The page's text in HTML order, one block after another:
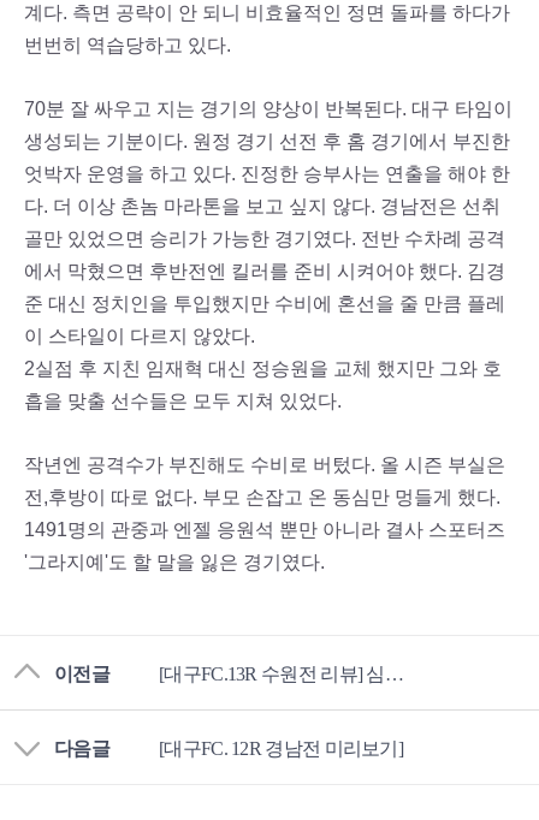
계다. 측면 공략이 안 되니 비효율적인 정면 돌파를 하다가
번번히 역습당하고 있다.
70분 잘 싸우고 지는 경기의 양상이 반복된다. 대구 타임이
생성되는 기분이다. 원정 경기 선전 후 홈 경기에서 부진한
엇박자 운영을 하고 있다. 진정한 승부사는 연출을 해야 한
다. 더 이상 촌놈 마라톤을 보고 싶지 않다. 경남전은 선취
골만 있었으면 승리가 가능한 경기였다. 전반 수차례 공격
에서 막혔으면 후반전엔 킬러를 준비 시켜어야 했다. 김경
준 대신 정치인을 투입했지만 수비에 혼선을 줄 만큼 플레
이 스타일이 다르지 않았다.
2실점 후 지친 임재혁 대신 정승원을 교체 했지만 그와 호
흡을 맞출 선수들은 모두 지쳐 있었다.
작년엔 공격수가 부진해도 수비로 버텄다. 올 시즌 부실은
전,후방이 따로 없다. 부모 손잡고 온 동심만 멍들게 했다.
1491명의 관중과 엔젤 응원석 뿐만 아니라 결사 스포터즈
'그라지예'도 할 말을 잃은 경기였다.
이전글 [대구FC.13R 수원전 리뷰] 심판 !!! 니 이름이 머꼬ᆢ
다음글 [대구FC. 12R 경남전 미리보기]